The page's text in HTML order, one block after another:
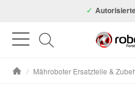
/ Mähroboter Ersatzteile &